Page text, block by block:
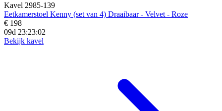
Kavel 2985-139
Eetkamerstoel Kenny (set van 4) Draaibaar - Velvet - Roze
€ 198
09d 23:23:00
Bekijk kavel